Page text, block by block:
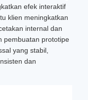
efek interaktif
klien meningkatkan
internal dan
pembuatan prototipe
yang stabil,
dan